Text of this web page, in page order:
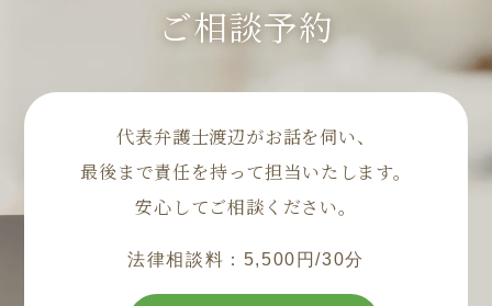
ご相談予約
代表弁護士渡辺がお話を伺い、
最後まで責任を持って担当いたします。
安心してご相談ください。
法律相談料：5,500円/30分